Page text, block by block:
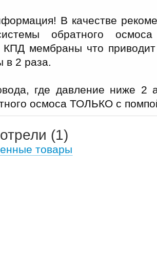
В качестве
обратного
КПД мембраны что
в 2 раза.
где давление ниже 2
осмоса ТОЛЬКО с
(1)
товары